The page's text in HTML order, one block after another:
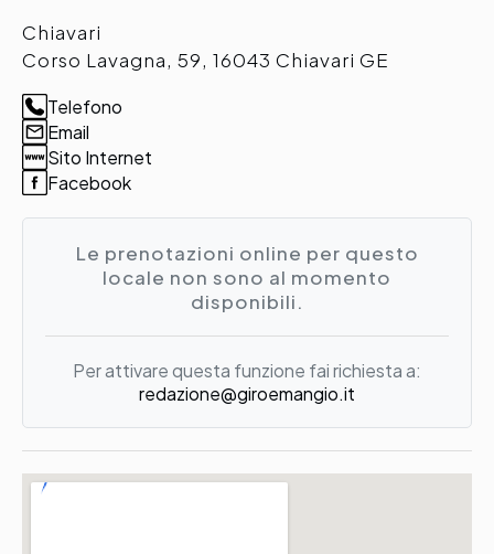
Chiavari
Corso Lavagna, 59, 16043 Chiavari GE
Telefono
Email
Sito Internet
Facebook
Le prenotazioni online per questo
locale non sono al momento
disponibili.
Per attivare questa funzione fai richiesta a:
redazione@giroemangio.it